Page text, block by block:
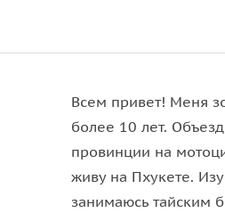
честь монаха-целителя
с панорамным видом на
Всем привет! Меня
более 10 лет.
провинции на
живу на Пхукете.
занимаюсь тайским